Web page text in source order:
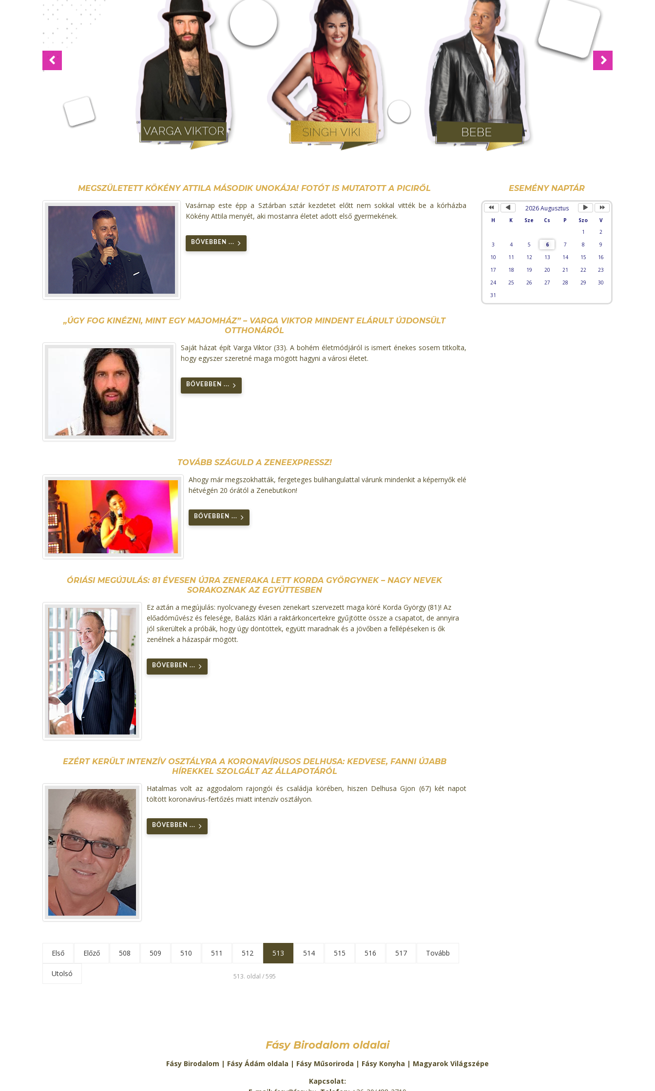
Previous Next
MEGSZÜLETETT KÖKÉNY ATTILA MÁSODIK UNOKÁJA! FOTÓT IS MUTATOTT A PICIRŐL
Vasárnap este épp a Sztárban sztár kezdetet előtt nem sokkal vitték be a kórházba
Kökény Attila menyét, aki mostanra életet adott első gyermekének.
BŐVEBBEN ...
„ÚGY FOG KINÉZNI, MINT EGY MAJOMHÁZ” – VARGA VIKTOR MINDENT ELÁRULT ÚJDONSÜLT
OTTHONÁRÓL
Saját házat épít Varga Viktor (33). A bohém életmódjáról is ismert énekes sosem titkolta,
hogy egyszer szeretné maga mögött hagyni a városi életet.
BŐVEBBEN ...
TOVÁBB SZÁGULD A ZENEEXPRESSZ!
Ahogy már megszokhatták, fergeteges bulihangulattal várunk mindenkit a képernyők elé
hétvégén 20 órától a Zenebutikon!
BŐVEBBEN ...
ÓRIÁSI MEGÚJULÁS: 81 ÉVESEN ÚJRA ZENERAKA LETT KORDA GYÖRGYNEK – NAGY NEVEK
SORAKOZNAK AZ EGYÜTTESBEN
Ez aztán a megújulás: nyolcvanegy évesen zenekart szervezett maga köré Korda György (81)! Az
előadóművész és felesége, Balázs Klári a raktárkoncertekre gyűjtötte össze a csapatot, de annyira
jól sikerültek a próbák, hogy úgy döntöttek, együtt maradnak és a jövőben a fellépéseken is ők
zenélnek a házaspár mögött.
BŐVEBBEN ...
EZÉRT KERÜLT INTENZÍV OSZTÁLYRA A KORONAVÍRUSOS DELHUSA: KEDVESE, FANNI ÚJABB
HÍREKKEL SZOLGÁLT AZ ÁLLAPOTÁRÓL
Hatalmas volt az aggodalom rajongói és családja körében, hiszen Delhusa Gjon (67) két napot
töltött koronavírus-fertőzés miatt intenzív osztályon.
BŐVEBBEN ...
513. oldal / 595
Első Előző 508 509 510 511 512 513 514 515 516 517 Tovább
Utolsó
ESEMÉNY NAPTÁR
2026 Augusztus
H K Sze Cs P Szo
V
1
2
3
4 5 6 7 8
9
10
11 12 13 14 15
16
17
18 19 20 21 22
23
24
25 26 27 28 29
30
31
Fásy Birodalom oldalai
Fásy Birodalom | Fásy Ádám oldala | Fásy Műsoriroda | Fásy Konyha | Magyarok Világszépe
Kapcsolat: